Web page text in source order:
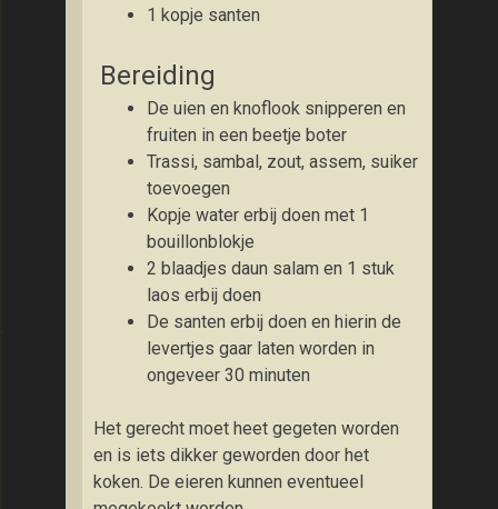
en paprika
1 kopje santen
Bereiding
De uien en knoflook snipperen en
fruiten in een beetje boter
Trassi, sambal, zout, assem, suiker
toevoegen
Kopje water erbij doen met 1
bouillonblokje
2 blaadjes daun salam en 1 stuk
laos erbij doen
De santen erbij doen en hierin de
levertjes gaar laten worden in
ongeveer 30 minuten
Het gerecht moet heet gegeten worden
en is iets dikker geworden door het
koken. De eieren kunnen eventueel